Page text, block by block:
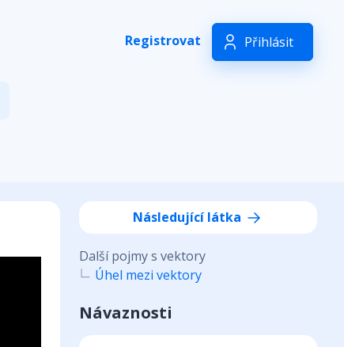
Registrovat Přihlásit
Následující látka
Další pojmy s vektory
Úhel mezi vektory
Návaznosti